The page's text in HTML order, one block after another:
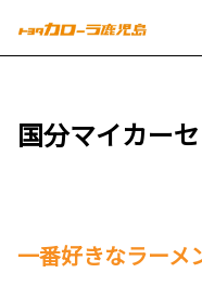
国分マイカー
一番好きなラーメ